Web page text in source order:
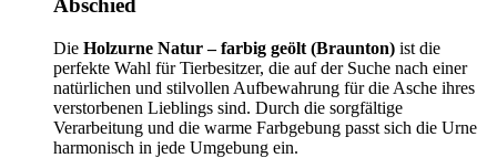
Abschied
Die Holzurne Natur – farbig geölt (Braunton) ist die
perfekte Wahl für Tierbesitzer, die auf der Suche nach einer
natürlichen und stilvollen Aufbewahrung für die Asche ihres
verstorbenen Lieblings sind. Durch die sorgfältige
Verarbeitung und die warme Farbgebung passt sich die Urne
harmonisch in jede Umgebung ein.